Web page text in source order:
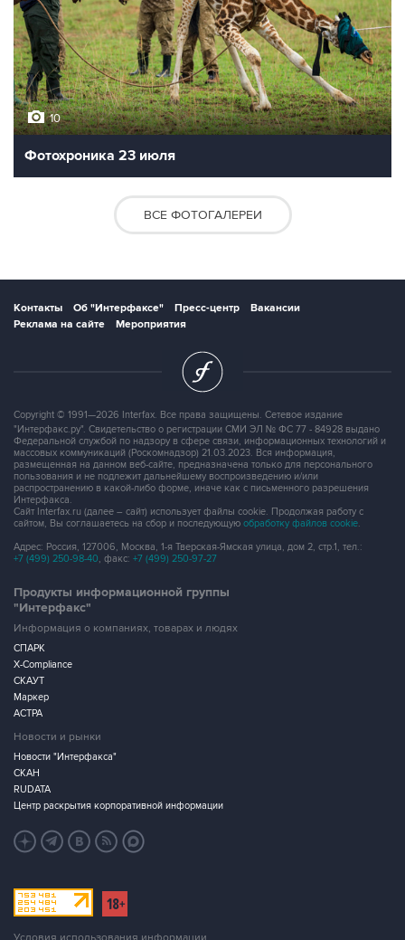
10
Фотохроника 23 июля
ВСЕ ФОТОГАЛЕРЕИ
Контакты Об "Интерфаксе" Пресс-центр
Вакансии
Реклама на сайте
Мероприятия
Copyright © 1991—2026 Interfax. Все права защищены. Сетевое издание
"Интерфакс.ру". Свидетельство о регистрации СМИ ЭЛ № ФС 77 - 84928 выдано
Федеральной службой по надзору в сфере связи, информационных технологий и
массовых коммуникаций (Роскомнадзор) 21.03.2023. Вся информация,
размещенная на данном веб-сайте, предназначена только для персонального
пользования и не подлежит дальнейшему воспроизведению и/или
распространению в какой-либо форме, иначе как с письменного разрешения
Интерфакса.
Сайт Interfax.ru (далее – сайт) использует файлы cookie. Продолжая работу с
сайтом, Вы соглашаетесь на сбор и последующую обработку файлов cookie.
Адрес: Россия, 127006, Москва, 1-я Тверская-Ямская улица, дом 2, стр.1, тел.:
+7 (499) 250-98-40, факс: +7 (499) 250-97-27
Продукты информационной группы
"Интерфакс"
Информация о компаниях, товарах и людях
СПАРК
X-Compliance
СКАУТ
Маркер
АСТРА
Новости и рынки
Новости "Интерфакса"
СКАН
RUDATA
Центр раскрытия корпоративной информации